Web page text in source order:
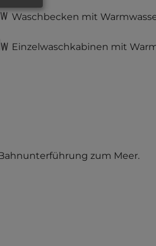
Waschbecken mit
Einzelwaschkabinen mit
zum Meer.